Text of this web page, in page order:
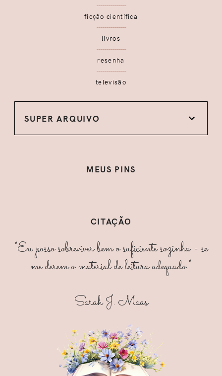
ficção científica
livros
resenha
televisão
SUPER ARQUIVO
MEUS PINS
CITAÇÃO
"Eu posso sobreviver bem o suficiente sozinha - se
me derem o material de leitura adequado."
Sarah J. Maas